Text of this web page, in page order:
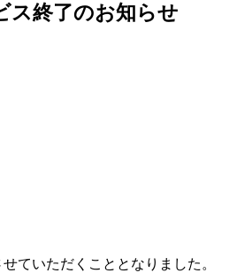
ス終了のお知らせ
ていただくこととなりました。